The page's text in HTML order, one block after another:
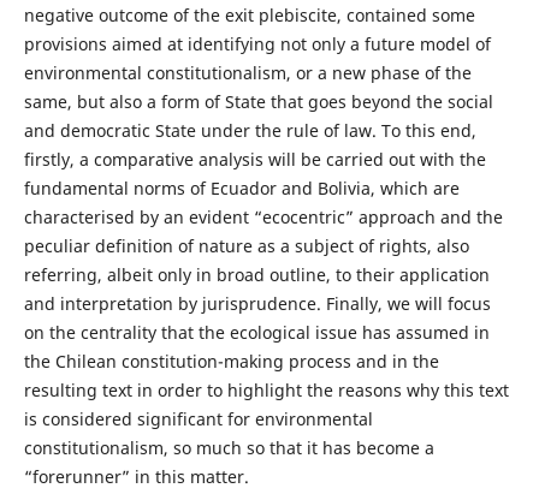
negative outcome of the exit plebiscite, contained some
provisions aimed at identifying not only a future model of
environmental constitutionalism, or a new phase of the
same, but also a form of State that goes beyond the social
and democratic State under the rule of law. To this end,
firstly, a comparative analysis will be carried out with the
fundamental norms of Ecuador and Bolivia, which are
characterised by an evident “ecocentric” approach and the
peculiar definition of nature as a subject of rights, also
referring, albeit only in broad outline, to their application
and interpretation by jurisprudence. Finally, we will focus
on the centrality that the ecological issue has assumed in
the Chilean constitution-making process and in the
resulting text in order to highlight the reasons why this text
is considered significant for environmental
constitutionalism, so much so that it has become a
“forerunner” in this matter.